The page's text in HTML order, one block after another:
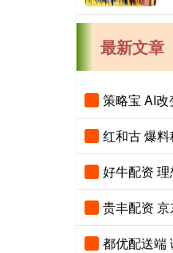
最新文章